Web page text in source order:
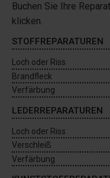
Buchen Sie Ihre
klicken.
STOFFREPARATUREN
Loch oder Riss
Brandfleck
Verfärbung
LEDERREPARATUREN
Loch oder Riss
Verschleiß
Verfärbung